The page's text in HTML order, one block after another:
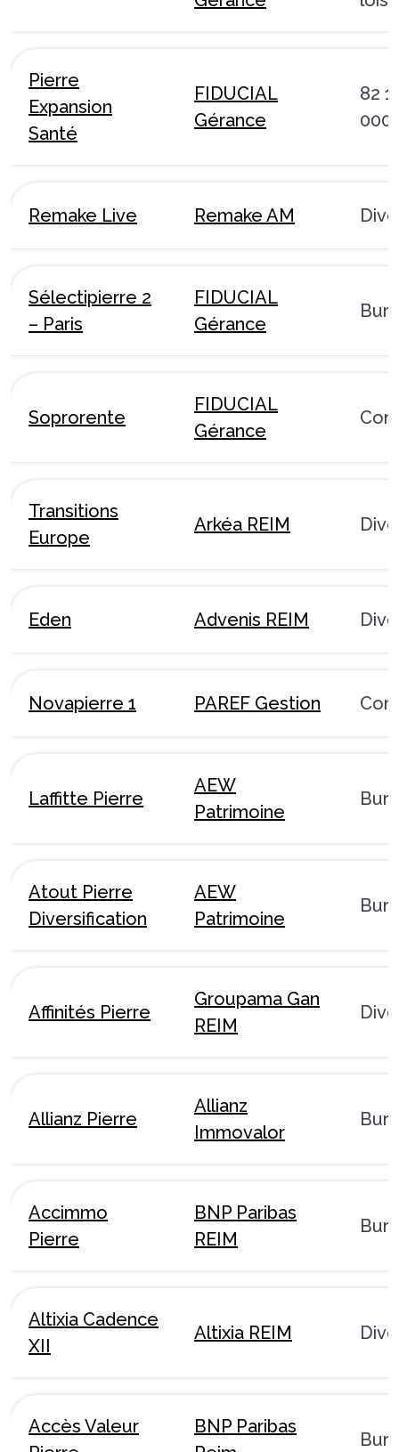
Pierre
Expansion
Santé
FIDUCIAL
Gérance
82
Remake Live Remake AM
Sélectipierre 2
– Paris
FIDUCIAL
Gérance
Soprorente
FIDUCIAL
Gérance
Transitions
Europe
Arkéa REIM
Eden Advenis REIM
Novapierre 1 PAREF Gestion
Laffitte Pierre
AEW
Patrimoine
Atout Pierre
Diversification
AEW
Patrimoine
Affinités Pierre
Groupama Gan
REIM
Allianz Pierre
Allianz
Immovalor
Accimmo
Pierre
BNP Paribas
REIM
Altixia Cadence
XII
Altixia REIM
Accès Valeur
BNP Paribas